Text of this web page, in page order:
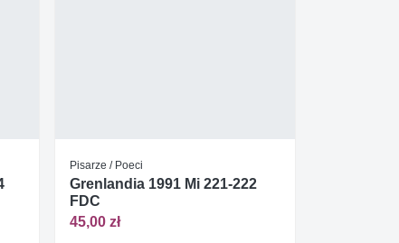
Pisarze / Poeci
Grenlandia 1991 Mi 221-222
FDC
45,00 zł